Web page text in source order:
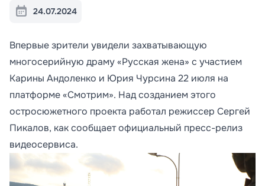
24.07.2024
Впервые зрители увидели захватывающую
многосерийную драму «Русская жена» с участием
Карины Андоленко и Юрия Чурсина 22 июля на
платформе «Смотрим». Над созданием этого
остросюжетного проекта работал режиссер Сергей
Пикалов, как сообщает официальный пресс-релиз
видеосервиса.